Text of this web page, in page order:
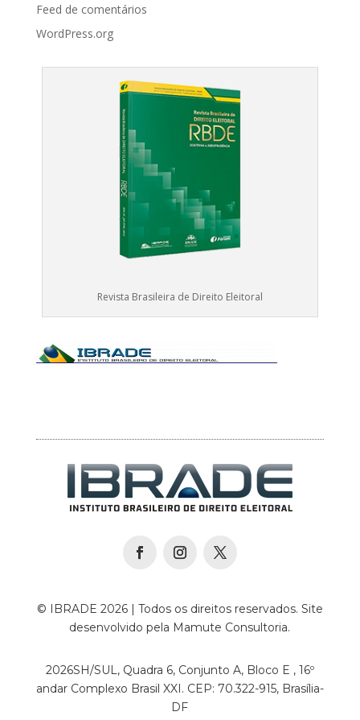
Feed de comentários
WordPress.org
Revista Brasileira de Direito Eleitoral
© IBRADE 2026 | Todos os direitos reservados. Site
desenvolvido pela Mamute Consultoria.
2026SH/SUL, Quadra 6, Conjunto A, Bloco E , 16º
andar Complexo Brasil XXI. CEP: 70.322-915, Brasília-
DF